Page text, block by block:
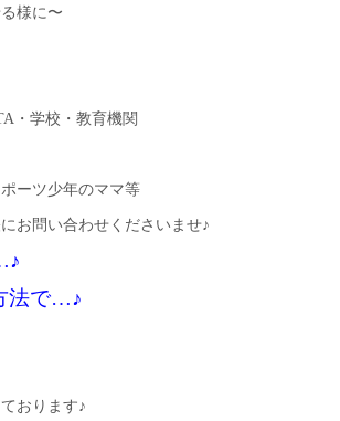
様に〜
・学校・教育機関
ーツ少年のママ等
お問い合わせくださいませ♪
法で…♪
おります♪